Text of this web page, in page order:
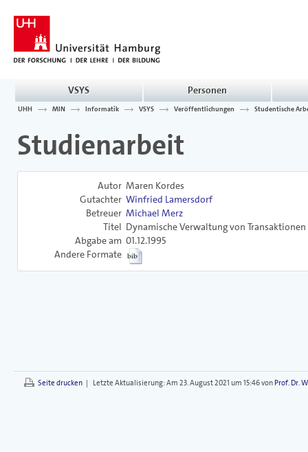
VSYS Personen
UHH MIN Informatik VSYS Veröffentlichungen Studentische
Studienarbeit
Autor Maren Kordes
Gutachter Winfried Lamersdorf
Betreuer Michael Merz
Titel Dynamische Verwaltung von
Abgabe am 01.12.1995
Andere Formate
Seite drucken | Letzte Aktualisierung:Am 23. August 2021 um 15:46 von Prof. Dr.